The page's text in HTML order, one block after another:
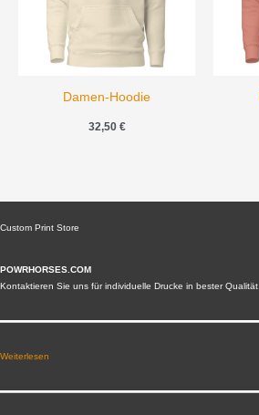
Damen-Hoodie
32,50 €
Custom Print Store
POWRHORSES.COM
Kontaktieren Sie uns für individuelle Drucke in bester Qualität.
Weiterlesen